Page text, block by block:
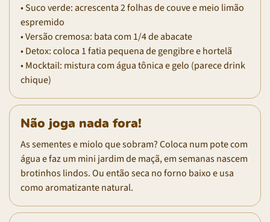
• Suco verde: acrescenta 2 folhas de couve e meio limão
espremido
• Versão cremosa: bata com 1/4 de abacate
• Detox: coloca 1 fatia pequena de gengibre e hortelã
• Mocktail: mistura com água tônica e gelo (parece drink
chique)
Não joga nada fora!
As sementes e miolo que sobram? Coloca num pote com
água e faz um mini jardim de maçã, em semanas nascem
brotinhos lindos. Ou então seca no forno baixo e usa
como aromatizante natural.